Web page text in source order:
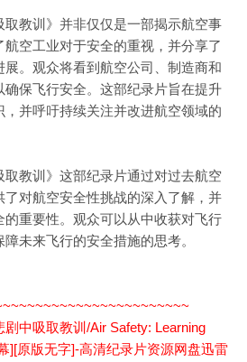
取教训》并非仅仅是一部揭示航空事
空工业对于安全的重视，并分享了
。观众将看到航空公司、制造商和
确保飞行安全。这部纪录片旨在提升
并呼吁持续关注并改进航空领域的
取教训》这部纪录片通过对过去航空
对航空安全性挑战的深入了解，并
重要性。观众可以从中收获对飞行
未来飞行的安全措施的思考。
中吸取教训/Air Safety: Learning
][原版无字]-高清纪录片资源网盘迅雷